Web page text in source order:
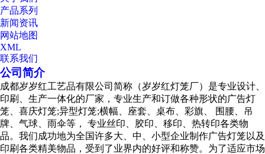
产品系列
新闻资讯
网站地图
XML
联系我们
公司简介
成都岁岁红工艺品有限公司简称（岁岁红灯笼厂）是专业设计、
印刷、生产一体化的厂家，专业生产和订做各种形状的广告灯
笼、喜庆灯笼;异型灯笼;横幅、座套、桌布、彩旗、 围腰、吊
牌、气球、雨伞等， 专业丝印、胶印、移印、热转印各类物
品。我们成功地为全国许多大、中、小型企业制作广告灯笼以及
印刷各类精美物品，受到了业界内的好评和称赞。为了适应市场